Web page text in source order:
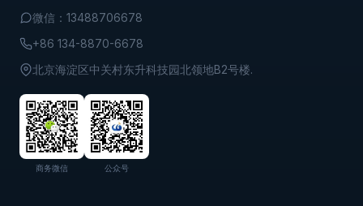
微信：13488706678
+86 134-8870-6678
北京海淀区中关村东升科技园北领地B2号楼.
商务微信 公众号